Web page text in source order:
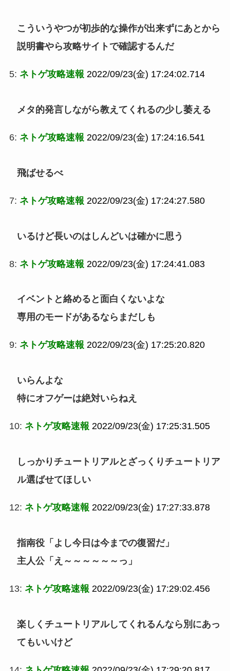
こういうやつが初歩的な操作が出来ずにあとから
説明書やら攻略サイトで確認するんだ
5: ネトゲ攻略速報 2022/09/23(金) 17:24:02.714
メタ的発言しながら教えてくれるの少し萎える
6: ネトゲ攻略速報 2022/09/23(金) 17:24:16.541
飛ばせるべ
7: ネトゲ攻略速報 2022/09/23(金) 17:24:27.580
いるけど長いのはしんどいは確かに思う
8: ネトゲ攻略速報 2022/09/23(金) 17:24:41.083
イベントと絡めると面白くないよな
専用のモードがあるならまだしも
9: ネトゲ攻略速報 2022/09/23(金) 17:25:20.820
いらんよな
特にオフゲーは絶対いらねえ
10: ネトゲ攻略速報 2022/09/23(金) 17:25:31.505
しっかりチュートリアルとざっくりチュートリア
ル選ばせてほしい
12: ネトゲ攻略速報 2022/09/23(金) 17:27:33.878
指南役「よし今日は今までの復習だ」
主人公「え～～～～～～っ」
13: ネトゲ攻略速報 2022/09/23(金) 17:29:02.456
楽しくチュートリアルしてくれるんなら別にあっ
てもいいけど